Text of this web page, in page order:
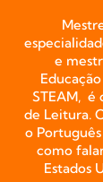
e
STEAM, é
de Leitura.
o
como
Estados